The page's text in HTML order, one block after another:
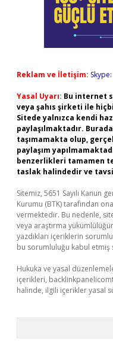
Reklam ve İletişim:
Yasal Uyarı: Bu internet
veya şahıs şirketi ile
Sitede yalnızca kendi
paylaşılmaktadır.
taşımamakta olup,
paylaşım
benzerlikleri tamamen
taslak halindedir ve
Sitemiz, 5651 Sayılı Kanun
Kurumu (BTK) tarafından
vermektedir. Bu nedenle,
veya araştırma
yazdıkları içeriklerin
bu sorumluluğu kabul etmiş
Hukuka ve yasal
içerikleri,
halinde, ilgili içerikler yasal